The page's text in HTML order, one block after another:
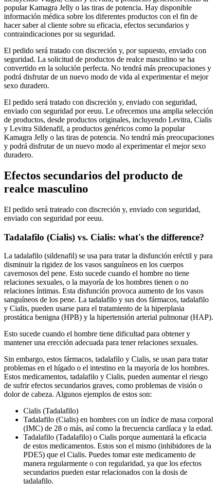
popular Kamagra Jelly o las tiras de potencia. Hay disponible
información médica sobre los diferentes productos con el fin de
hacer saber al cliente sobre su eficacia, efectos secundarios y
contraindicaciones por su seguridad.
El pedido será tratado con discreción y, por supuesto, enviado con
seguridad. La solicitud de productos de realce masculino se ha
convertido en la solución perfecta. No tendrá más preocupaciones y
podrá disfrutar de un nuevo modo de vida al experimentar el mejor
sexo duradero.
El pedido será tratado con discreción y, enviado con seguridad,
enviado con seguridad por eeuu. Le ofrecemos una amplia selección
de productos, desde productos originales, incluyendo Levitra, Cialis
y Levitra Sildenafil, a productos genéricos como la popular
Kamagra Jelly o las tiras de potencia. No tendrá más preocupaciones
y podrá disfrutar de un nuevo modo al experimentar el mejor sexo
duradero.
Efectos secundarios del producto de
realce masculino
El pedido será trateado con discreción y, enviado con seguridad,
enviado con seguridad por eeuu.
Tadalafilo (Cialis) vs. Cialis: what's the difference?
La tadalafilo (sildenafil) se usa para tratar la disfunción eréctil y para
disminuir la rigidez de los vasos sanguíneos en los cuerpos
cavernosos del pene. Esto sucede cuando el hombre no tiene
relaciones sexuales, o la mayoría de los hombres tienen o no
relaciones íntimas. Esta disfunción provoca aumento de los vasos
sanguíneos de los pene. La tadalafilo y sus dos fármacos, tadalafilo
y Cialis, pueden usarse para el tratamiento de la hiperplasia
prostática benigna (HPB) y la hipertensión arterial pulmonar (HAP).
Esto sucede cuando el hombre tiene dificultad para obtener y
mantener una erección adecuada para tener relaciones sexuales.
Sin embargo, estos fármacos, tadalafilo y Cialis, se usan para tratar
problemas en el hígado o el intestino en la mayoría de los hombres.
Estos medicamentos, tadalafilo y Cialis, pueden aumentar el riesgo
de sufrir efectos secundarios graves, como problemas de visión o
dolor de cabeza. Algunos ejemplos de estos son:
Cialis (Tadalafilo)
Tadalafilo (Cialis) en hombres con un índice de masa corporal
(IMC) de 28 o más, así como la frecuencia cardíaca y la edad.
Tadalafilo (Tadalafilo) o Cialis porque aumentará la eficacia
de estos medicamentos. Estos son el mismo (inhibidores de la
PDE5) que el Cialis. Puedes tomar este medicamento de
manera regularmente o con regularidad, ya que los efectos
secundarios pueden estar relacionados con la dosis de
tadalafilo.